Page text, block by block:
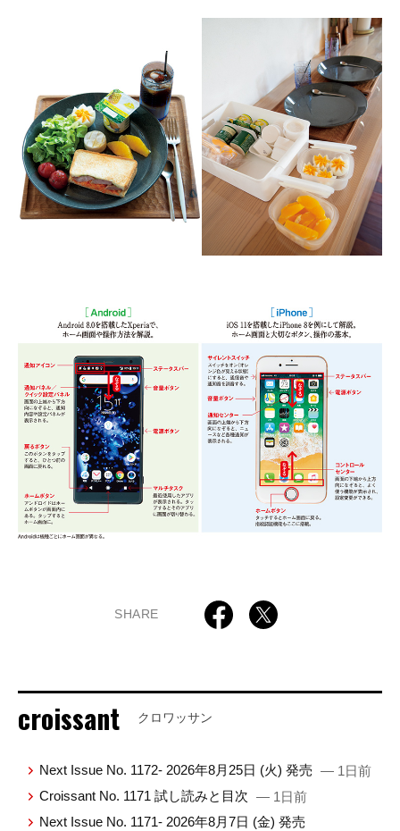
SHARE
croissant クロワッサン
Next Issue No. 1172- 2026年8月25日 (火) 発売 — 1日前
Croissant No. 1171 試し読みと目次 — 1日前
Next Issue No. 1171- 2026年8月7日 (金) 発売